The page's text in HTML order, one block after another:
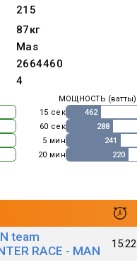
215
87кг
Mas
2664460
4
МОЩНОСТЬ (ватты)
15 сек
462
60 сек
288
5 мин
241
20 мин
220
team
RACE - MAN
15:22